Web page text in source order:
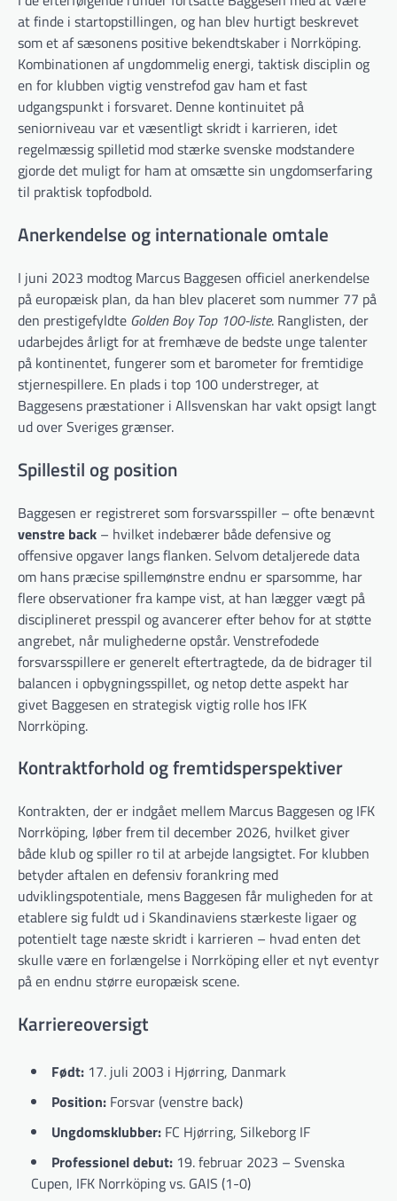
at finde i startopstillingen, og han blev hurtigt beskrevet
som et af sæsonens positive bekendtskaber i Norrköping.
Kombinationen af ungdommelig energi, taktisk disciplin og
en for klubben vigtig venstrefod gav ham et fast
udgangspunkt i forsvaret. Denne kontinuitet på
seniorniveau var et væsentligt skridt i karrieren, idet
regelmæssig spilletid mod stærke svenske modstandere
gjorde det muligt for ham at omsætte sin ungdomserfaring
til praktisk topfodbold.
Anerkendelse og internationale omtale
I juni 2023 modtog Marcus Baggesen officiel anerkendelse
på europæisk plan, da han blev placeret som nummer 77 på
den prestigefyldte Golden Boy Top 100-liste. Ranglisten, der
udarbejdes årligt for at fremhæve de bedste unge talenter
på kontinentet, fungerer som et barometer for fremtidige
stjernespillere. En plads i top 100 understreger, at
Baggesens præstationer i Allsvenskan har vakt opsigt langt
ud over Sveriges grænser.
Spillestil og position
Baggesen er registreret som forsvarsspiller – ofte benævnt
venstre back – hvilket indebærer både defensive og
offensive opgaver langs flanken. Selvom detaljerede data
om hans præcise spillemønstre endnu er sparsomme, har
flere observationer fra kampe vist, at han lægger vægt på
disciplineret presspil og avancerer efter behov for at støtte
angrebet, når mulighederne opstår. Venstrefodede
forsvarsspillere er generelt eftertragtede, da de bidrager til
balancen i opbygningsspillet, og netop dette aspekt har
givet Baggesen en strategisk vigtig rolle hos IFK
Norrköping.
Kontraktforhold og fremtidsperspektiver
Kontrakten, der er indgået mellem Marcus Baggesen og IFK
Norrköping, løber frem til december 2026, hvilket giver
både klub og spiller ro til at arbejde langsigtet. For klubben
betyder aftalen en defensiv forankring med
udviklingspotentiale, mens Baggesen får muligheden for at
etablere sig fuldt ud i Skandinaviens stærkeste ligaer og
potentielt tage næste skridt i karrieren – hvad enten det
skulle være en forlængelse i Norrköping eller et nyt eventyr
på en endnu større europæisk scene.
Karriereoversigt
Født: 17. juli 2003 i Hjørring, Danmark
Position: Forsvar (venstre back)
Ungdomsklubber: FC Hjørring, Silkeborg IF
Professionel debut: 19. februar 2023 – Svenska
Cupen, IFK Norrköping vs. GAIS (1-0)